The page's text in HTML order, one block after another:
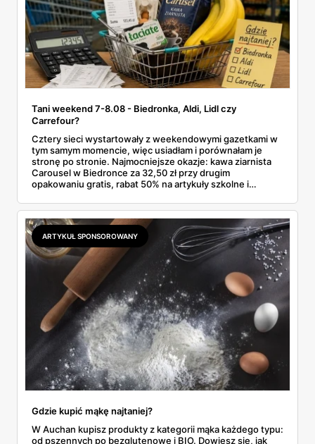
Tani weekend 7-8.08 - Biedronka, Aldi, Lidl czy
Carrefour?
Cztery sieci wystartowały z weekendowymi gazetkami w
tym samym momencie, więc usiadłam i porównałam je
stronę po stronie. Najmocniejsze okazje: kawa ziarnista
Carousel w Biedronce za 32,50 zł przy drugim
opakowaniu gratis, rabat 50% na artykuły szkolne i
2,99 zł za kilogram, ale wyłącznie w sobotę z aplikacją. Aldi
odpowiada masłem za 2,99 zł. Werdykt w skrócie:
najwięcej wyciśniesz z Biedronki, po świeże warzywa jedź
do Aldi.
ARTYKUŁ SPONSOROWANY
Gdzie kupić mąkę najtaniej?
W Auchan kupisz produkty z kategorii mąka każdego typu:
od pszennych po bezglutenowe i BIO. Dowiesz się, jak